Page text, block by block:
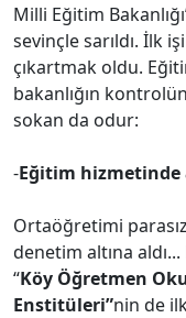
Milli Eğitim
sevinçle sarıldı. İlk işi
çıkartmak oldu.
bakanlığın
sokan da odur:
-Eğitim
Ortaöğretimi
denetim altına
“Köy Öğretmen
Enstitüleri”nin de